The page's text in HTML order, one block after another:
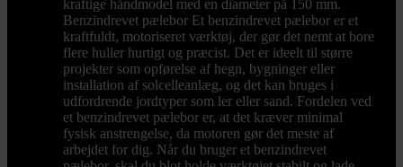
kraftige håndmodel med en diameter på 150 mm.
Benzindrevet pælebor Et benzindrevet pælebor er et
kraftfuldt, motoriseret værktøj, der gør det nemt at bore
flere huller hurtigt og præcist. Det er ideelt til større
projekter som opførelse af hegn, bygninger eller
installation af solcelleanlæg, og det kan bruges i
udfordrende jordtyper som ler eller sand. Fordelen ved
et benzindrevet pælebor er, at det kræver minimal
fysisk anstrengelse, da motoren gør det meste af
arbejdet for dig. Når du bruger et benzindrevet